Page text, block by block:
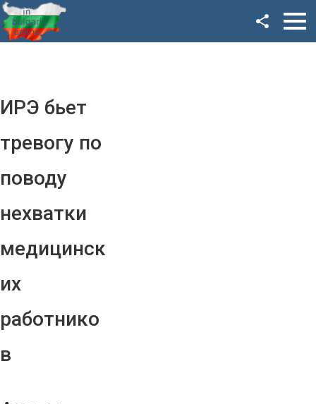
ИРЭ бьет
тревогу по
поводу
нехватки
медицинск
их
работнико
в